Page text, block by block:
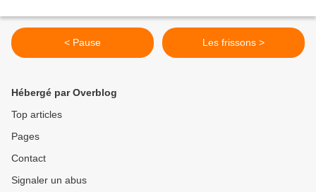
< Pause Les frissons >
Hébergé par Overblog
Top articles
Pages
Contact
Signaler un abus